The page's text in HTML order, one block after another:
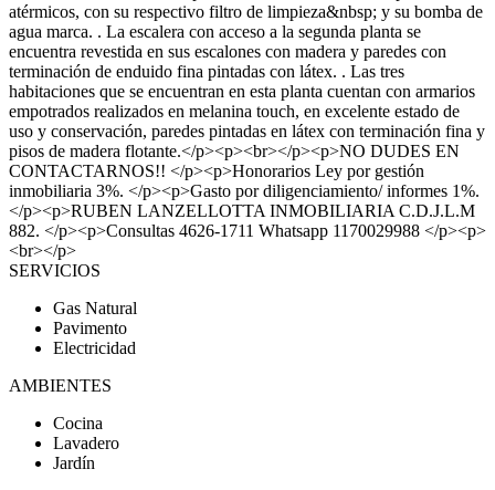
atérmicos, con su respectivo filtro de limpieza&nbsp; y su bomba de
agua marca. . La escalera con acceso a la segunda planta se
encuentra revestida en sus escalones con madera y paredes con
terminación de enduido fina pintadas con látex. . Las tres
habitaciones que se encuentran en esta planta cuentan con armarios
empotrados realizados en melanina touch, en excelente estado de
uso y conservación, paredes pintadas en látex con terminación fina y
pisos de madera flotante.</p><p><br></p><p>NO DUDES EN
CONTACTARNOS!! </p><p>Honorarios Ley por gestión
inmobiliaria 3%. </p><p>Gasto por diligenciamiento/ informes 1%.
</p><p>RUBEN LANZELLOTTA INMOBILIARIA C.D.J.L.M
882. </p><p>Consultas 4626-1711 Whatsapp 1170029988 </p><p>
<br></p>
SERVICIOS
Gas Natural
Pavimento
Electricidad
AMBIENTES
Cocina
Lavadero
Jardín